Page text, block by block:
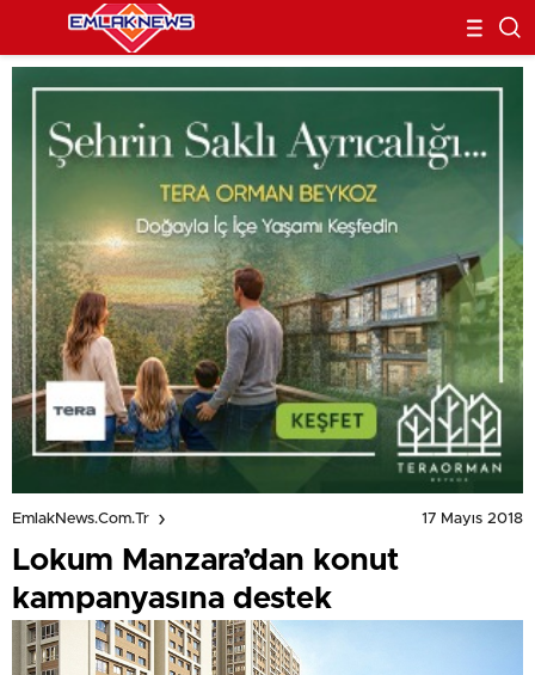
EmlakNews.com.tr 17 Mayıs 2018
Lokum Manzara’dan konut
kampanyasına destek